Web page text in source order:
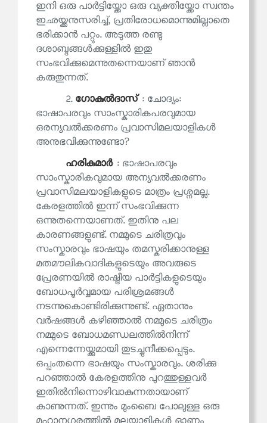
ഇനി ഒരു പാര്‍ട്ടിയ്ക്കോ ഒരു വ്യക്തിയ്ക്കോ സ്വന്തം
ഇഛയ്ക്കനുസരിച്ച്, പ്രതിരോധമൊന്നുമില്ലാതെ
ഭരിക്കാന്‍ പറ്റും. അടുത്ത രണ്ടു
ദശാബ്ദങ്ങള്‍ക്കുള്ളിൽ ഇതു
സംഭവിക്കുമെന്നുതന്നെയാണ് ഞാന്‍
കരുതുന്നത്.
2. ഗോകുല്‍ദാസ് : ചോദ്യം:
ഭാഷാപരവും സാംസ്കാരികപരവുമായ
ഒരന്യവല്‍ക്കരണം പ്രവാസിമലയാളികൾ
അനുഭവിക്കുന്നുണ്ടോ?
ഹരികുമാര്‍ : ഭാഷാപരവും
സാംസ്കാരികവുമായ അന്യവല്‍ക്കരണം
പ്രവാസിമലയാളികളുടെ മാത്രം പ്രശ്നമല്ല.
കേരളത്തില്‍ ഇന്ന് സംഭവിക്കുന്ന
ഒന്നുതന്നെയാണത്. ഇതിനു പല
കാരണങ്ങളുണ്ട്. നമ്മുടെ ചരിത്രവും
സംസ്കാരവും ഭാഷയും തമസ്കരിക്കാനുള്ള
മതമൗലികവാദികളുടെയും അവരുടെ
പ്രേരണയിൽ രാഷ്ട്രീയ പാര്‍ട്ടികളുടെയും
ബോധപൂര്‍വ്വമായ പരിശ്രമങ്ങൾ
നടന്നുകൊണ്ടിരിക്കുന്നുണ്ട്. ഏതാനും
വര്‍ഷങ്ങൾ കഴിഞ്ഞാൽ നമ്മുടെ ചരിത്രം
നമ്മുടെ ബോധമണ്ഡലത്തില്‍നിന്ന്
എന്നെന്നേയ്ക്കുമായി തുടച്ചുനീക്കപ്പെടും.
ഒപ്പംതന്നെ ഭാഷയും സംസ്കാരവും. ശരിക്കു
പറഞ്ഞാല്‍ കേരളത്തിനു പുറത്തുള്ളവർ
ഇതില്‍നിന്നൊഴിവാകുന്നതായാണ്
കാണുന്നത്. ഇന്നും മുംബൈ പോലുള്ള ഒരു